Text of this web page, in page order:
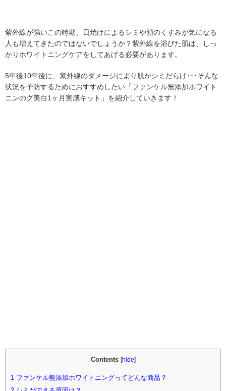
紫外線が強いこの時期、日焼けによるシミや顔のくすみが気になる
人も増えてきたのではないでしょうか？紫外線を浴びた肌は、しっ
かりホワイトニングケアをしてあげる必要があります。
5年後10年後に、紫外線のダメージにより肌がシミだらけ･･･そんな
状況を予防するためにおすすめしたい「ファンケル無添加ホワイト
ニンのグ美白1ヶ月実感キット」を紹介していきます！
Contents [hide]
1 ファンケル無添加ホワイトニングってどんな商品？